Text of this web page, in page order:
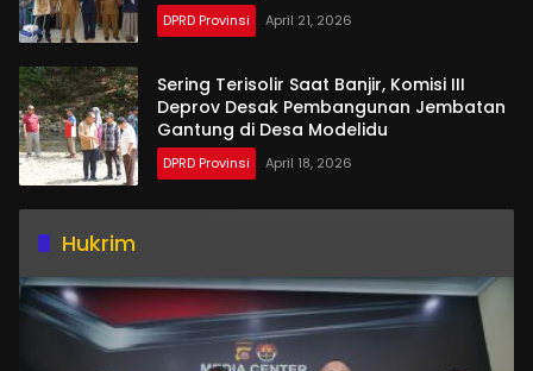
DPRD Provinsi April 21, 2026
Sering Terisolir Saat Banjir, Komisi III
Deprov Desak Pembangunan Jembatan
Gantung di Desa Modelidu
DPRD Provinsi April 18, 2026
Hukrim